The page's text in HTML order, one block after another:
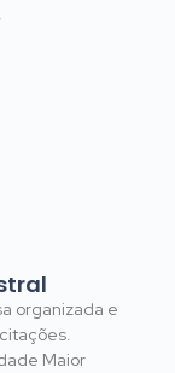
organizada e
Maior